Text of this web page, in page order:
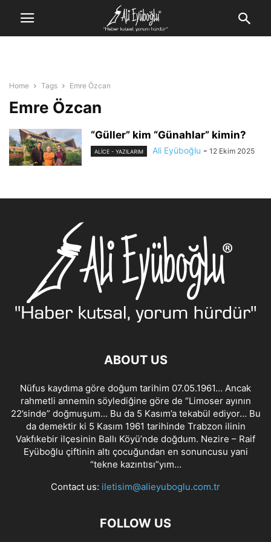
Home Tags Emre Özcan
Emre Özcan
“Güller” kim “Günahlar” kimin?
ALİCE - YAZILARIM Ali Eyüboğlu - 12 Ekim 2025
ABOUT US
Nüfus kaydıma göre doğum tarihim 07.05.1961… Ancak
rahmetli annemin söylediğine göre de “Limoser ayının
22’sinde” doğmuşum… Bu da 5 Kasım’a tekabül ediyor… Bu
da demektir ki 5 Kasım 1961 tarihinde Trabzon ilinin
Vakfıkebir ilçesinin Ballı Köyü’nde doğdum. Nezire – Raif
Eyüboğlu çiftinin altı çocuğundan en sonuncusu yani
“tekne kazıntısı”yım…
Contact us: iletisim@alieyuboglu.com.tr
FOLLOW US